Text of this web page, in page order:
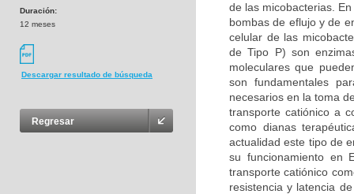
Duración:
12 meses
Descargar resultado de búsqueda
Regresar
de las micobacterias.
bombas de eflujo y de
celular de las
de Tipo P) son
moleculares que
son fundamentales
necesarios en la toma
transporte catiónico a
como dianas
actualidad este tipo de
su funcionamiento en
transporte catiónico
resistencia y latencia